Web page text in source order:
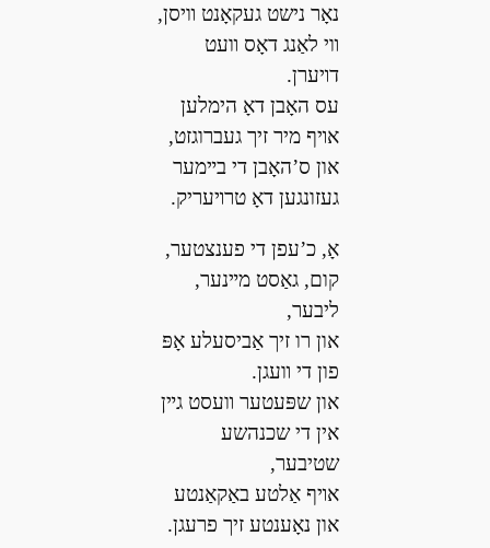
נאָר נישט געקאָנט װיסן,
װי לאַנג דאָס װעט
דױערן.
עס האָבן דאָ הימלען
אױף מיר זיך געברוגזט,
און ס’האָבן די בײמער
געזונגען דאָ טרױעריק.
אָ, כ’עפן די פענצטער,
קום, גאַסט מײנער,
ליבער,
און רו זיך אַביסעלע אָפּ
פון די װעגן.
און שפּעטער װעסט גײן
אין די שכנהשע
שטיבער,
אױף אַלטע באַקאַנטע
און נאָענטע זיך פרעגן.